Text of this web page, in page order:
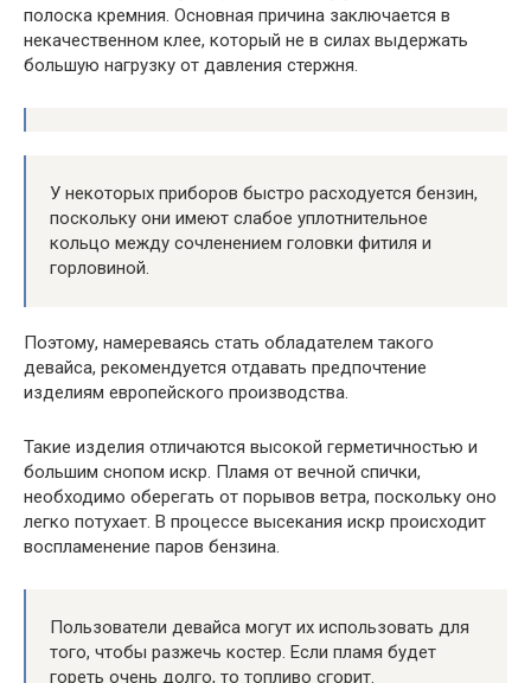
полоска кремния. Основная причина заключается в
некачественном клее, который не в силах выдержать
большую нагрузку от давления стержня.
У некоторых приборов быстро расходуется бензин,
поскольку они имеют слабое уплотнительное
кольцо между сочленением головки фитиля и
горловиной.
Поэтому, намереваясь стать обладателем такого
девайса, рекомендуется отдавать предпочтение
изделиям европейского производства.
Такие изделия отличаются высокой герметичностью и
большим снопом искр. Пламя от вечной спички,
необходимо оберегать от порывов ветра, поскольку оно
легко потухает. В процессе высекания искр происходит
воспламенение паров бензина.
Пользователи девайса могут их использовать для
того, чтобы разжечь костер. Если пламя будет
гореть очень долго, то топливо сгорит.